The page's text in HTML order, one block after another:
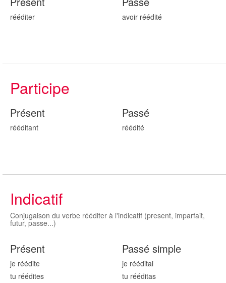
rééditer avoir réédité
Participe
Présent
rééditant
Passé
réédité
Indicatif
Conjugaison du verbe rééditer à l'indicatif (present, imparfait,
futur, passe...)
Présent
je réédite
tu réédites
Passé simple
je rééditai
tu rééditas